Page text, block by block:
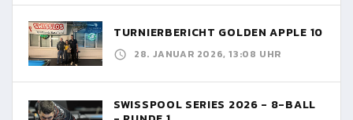
TURNIERBERICHT GOLDEN APPLE 10
28. JANUAR 2026, 13:08 UHR
SWISSPOOL SERIES 2026 - 8-BALL